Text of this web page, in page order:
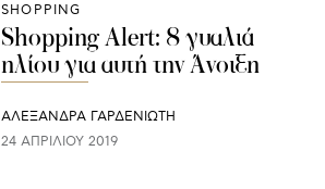
SHOPPING
Shopping Alert: 8 γυαλιά
ηλίου για αυτή την Άνοιξη
ΑΛΕΞΑΝΔΡΑ ΓΑΡΔΕΝΙΩΤΗ
24 ΑΠΡΙΛΊΟΥ 2019